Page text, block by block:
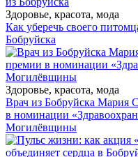
Здоровье, красота, мода
Как уберечь своего
Бобруйска
Здоровье, красота, мода
Врач из Бобруйска Мария
в номинации
Могилёвщины